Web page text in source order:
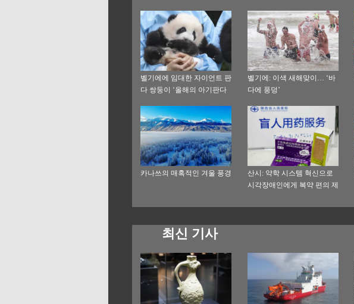
벨기에에 임대한 자이언트 판
다 쌍둥이 ‘올해의 아기판다
벨기에: 이색 새해맞이… ‘바
다에 풍덩’
카나쓰의 매혹적인 겨울 풍경
산시: 약학 시스템 혁신으로
시각장애인에게 복약 편의 제
최신 기사